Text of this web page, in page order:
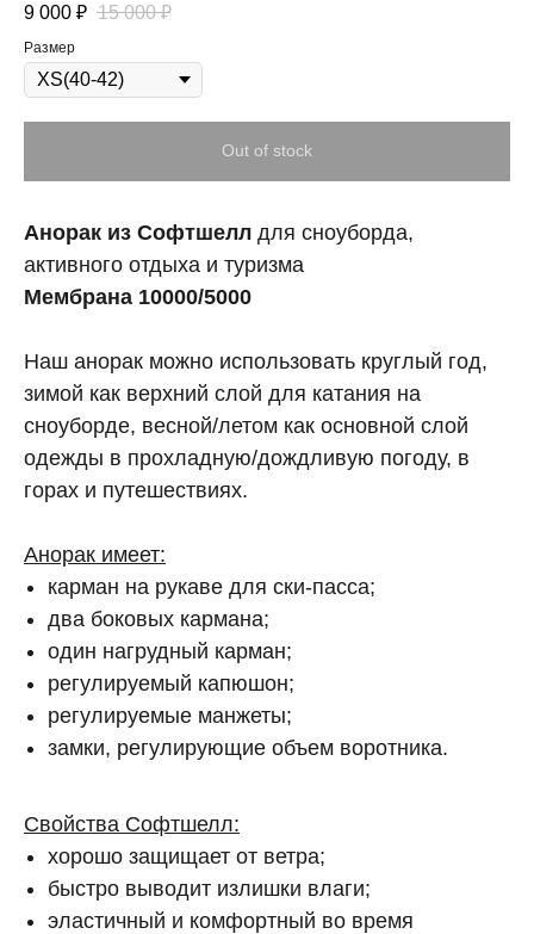
9 000 ₽ 15 000 ₽
Размер
Out of stock
Анорак из Софтшелл для сноуборда,
активного отдыха и туризма
Мембрана 10000/5000
Наш анорак можно использовать круглый год,
зимой как верхний слой для катания на
сноуборде, весной/летом как основной слой
одежды в прохладную/дождливую погоду, в
горах и путешествиях.
Анорак имеет:
карман на рукаве для ски-пасса;
два боковых кармана;
один нагрудный карман;
регулируемый капюшон;
регулируемые манжеты;
замки, регулирующие объем воротника.
Свойства Софтшелл:
хорошо защищает от ветра;
быстро выводит излишки влаги;
эластичный и комфортный во время